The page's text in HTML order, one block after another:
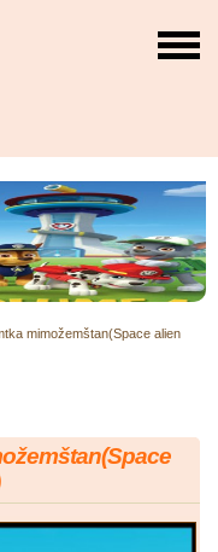
mimožemštan(Space alien